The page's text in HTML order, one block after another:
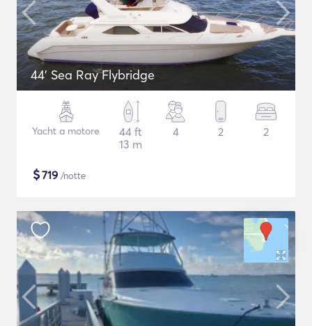
44' Sea Ray Flybridge
Yacht a motore
44 ft
13 m
4 2 2
$719 /notte